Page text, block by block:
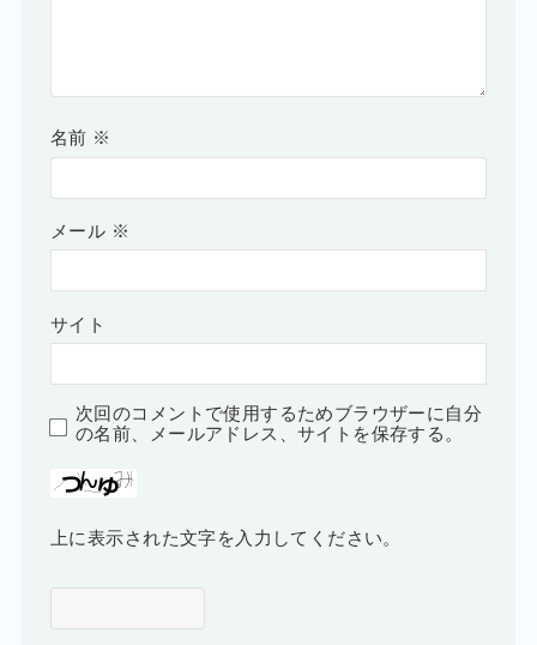
名前 ※
メール ※
サイト
次回のコメントで使用するためブラウザーに自分
の名前、メールアドレス、サイトを保存する。
上に表示された文字を入力してください。